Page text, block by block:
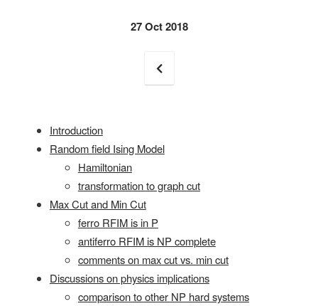
27 Oct 2018
Introduction
Random field Ising Model
Hamiltonian
transformation to graph cut
Max Cut and Min Cut
ferro RFIM is in P
antiferro RFIM is NP complete
comments on max cut vs. min cut
Discussions on physics implications
comparison to other NP hard systems